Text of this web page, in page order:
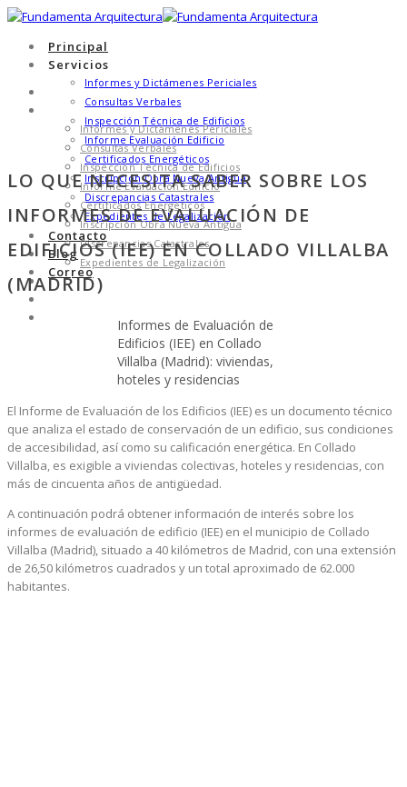
Principal
Servicios
Informes y Dictámenes Periciales
Consultas Verbales
Inspección Técnica de Edificios
Informe Evaluación Edificio
Certificados Energéticos
Inscripción Obra Nueva Antigua
Discrepancias Catastrales
Expedientes de Legalización
Contacto
Blog
Correo
Principal
Servicios
Informes y Dictámenes Periciales
Consultas Verbales
Inspección Técnica de Edificios
Informe Evaluación Edificio
Certificados Energéticos
Inscripción Obra Nueva Antigua
Discrepancias Catastrales
Expedientes de Legalización
Contacto
LO QUE NECESITA SABER SOBRE LOS
INFORMES DE EVALUACIÓN DE
EDIFICIOS (IEE) EN COLLADO VILLALBA
(MADRID)
Informes de Evaluación de
Edificios (IEE) en Collado
Villalba (Madrid): viviendas,
hoteles y residencias
El Informe de Evaluación de los Edificios (IEE) es un documento técnico
que analiza el estado de conservación de un edificio, sus condiciones
de accesibilidad, así como su calificación energética. En Collado
Villalba, es exigible a viviendas colectivas, hoteles y residencias, con
más de cincuenta años de antigüedad.
A continuación podrá obtener información de interés sobre los
informes de evaluación de edificio (IEE) en el municipio de Collado
Villalba (Madrid), situado a 40 kilómetros de Madrid, con una extensión
de 26,50 kilómetros cuadrados y un total aproximado de 62.000
habitantes.